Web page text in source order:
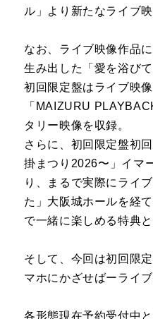
ル」より新たなライブ
なお、ライブ映像作品
生み出した「愛を浴び
初回限定盤はライブ映
「MAIZURU
タリー映像を収録。
さらに、初回限定盤初
掛まつり2026〜」イマ
り、まるで実際にライ
た」大阪城ホールを経
で一緒に楽しめる特典と
そして、今回は初回限
マホにかざせばーライ
各形態現在予約受付中